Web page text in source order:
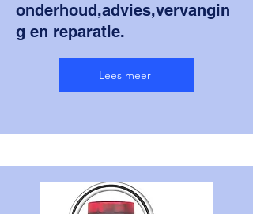
onderhoud,advies,vervangin
g en reparatie.
Lees meer